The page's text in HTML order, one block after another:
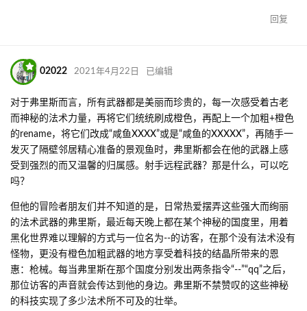
回复
02022 2021年4月22日 已编辑
对于弗里斯而言，所有武器都是美丽而珍贵的，每一次感受着古老
而神秘的法术力量，再将它们统统刷成橙色，再配上一个加粗+橙色
的rename，将它们改成“咸鱼XXXX”或是“咸鱼的XXXXX”，再随手一
发灭了隔壁邻居精心准备的景观鱼时，弗里斯都会在他的武器上感
受到强烈的而又温馨的归属感。射手远程武器？那是什么，可以吃
吗？
但他的冒险者朋友们并不知道的是，日常热爱摆弄这些强大而绚丽
的法术武器的弗里斯，最近每天晚上都在某个神秘的国度里，用着
黑化世界难以理解的方式与一位名为--的访客，在那个没有法术没有
怪物，更没有橙色加粗武器的地方享受着科技的结晶所带来的恩
惠：枪械。每当弗里斯在那个国度分别发出两条指令“--”“qq”之后，
那位访客的声音就会传达到他的身边。弗里斯不禁赞叹的这些神秘
的科技实现了多少法术所不可及的壮举。